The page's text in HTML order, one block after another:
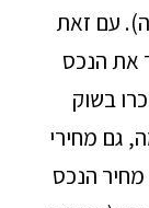
עם זאת
את הנכס
בשוק
גם מחירי
הנכס